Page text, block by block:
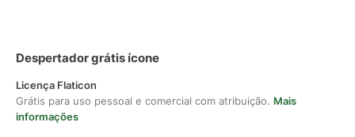
Despertador grátis ícone
Licença Flaticon
Grátis para uso pessoal e comercial com atribuição. Mais
informações